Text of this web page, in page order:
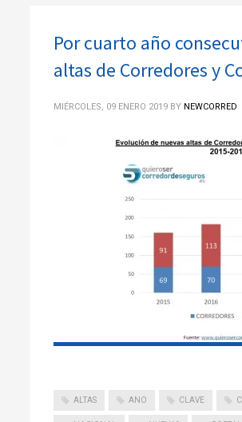
Por cuarto año
altas de Corredores y
MIÉRCOLES, 09 ENERO 2019 BY NEWCORRED
ALTAS ANO CLAVE